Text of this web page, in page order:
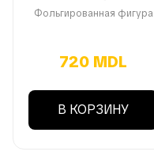
Фольгированная фигура
720 MDL
В КОРЗИНУ